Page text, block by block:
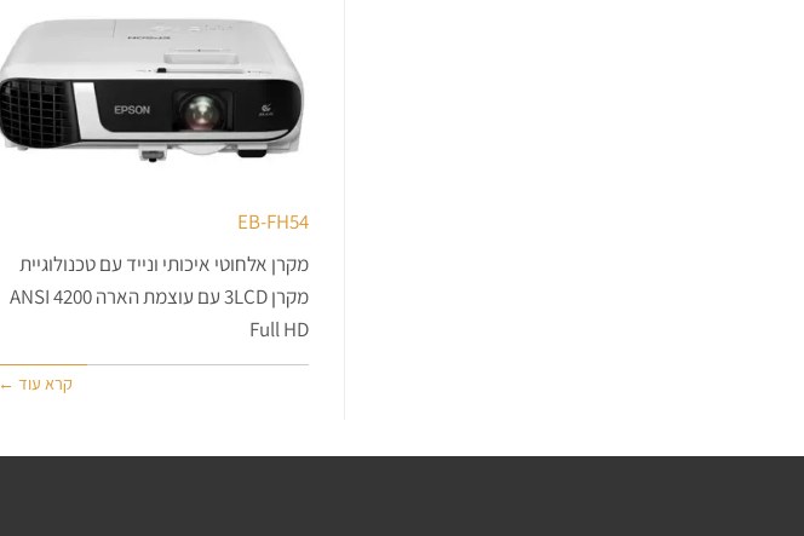
EB-FH54
מקרן אלחוטי איכותי ונייד עם טכנולוגיית
מקרן 3LCD עם עוצמת הארה 4200 ANSI
Full HD
קרא עוד ←